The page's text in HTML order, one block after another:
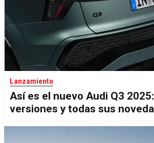
Lanzamiento
Así es el nuevo Audi Q3
versiones y todas sus